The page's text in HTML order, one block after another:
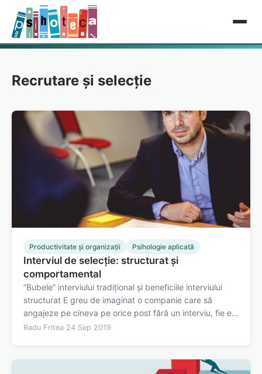
Recrutare și selecție
Productivitate și organizații Psihologie aplicată
Interviul de selecție: structurat și
comportamental
”Bubele” interviului tradițional și beneficiile interviului
structurat E greu de imaginat o companie care să
angajeze pe cineva pe orice post fără un interviu, fie el
și sumar. De departe, interviul este cea mai utilizată
Radu Fritea· 24 Sep 2019